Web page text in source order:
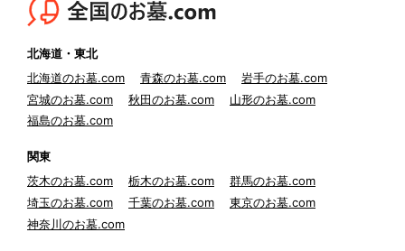
北海道・東北
北海道のお墓.com
青森のお墓.com
岩手のお墓.com
宮城のお墓.com
秋田のお墓.com
山形のお墓.com
福島のお墓.com
関東
茨木のお墓.com
栃木のお墓.com
群馬のお墓.com
埼玉のお墓.com
千葉のお墓.com
東京のお墓.com
神奈川のお墓.com